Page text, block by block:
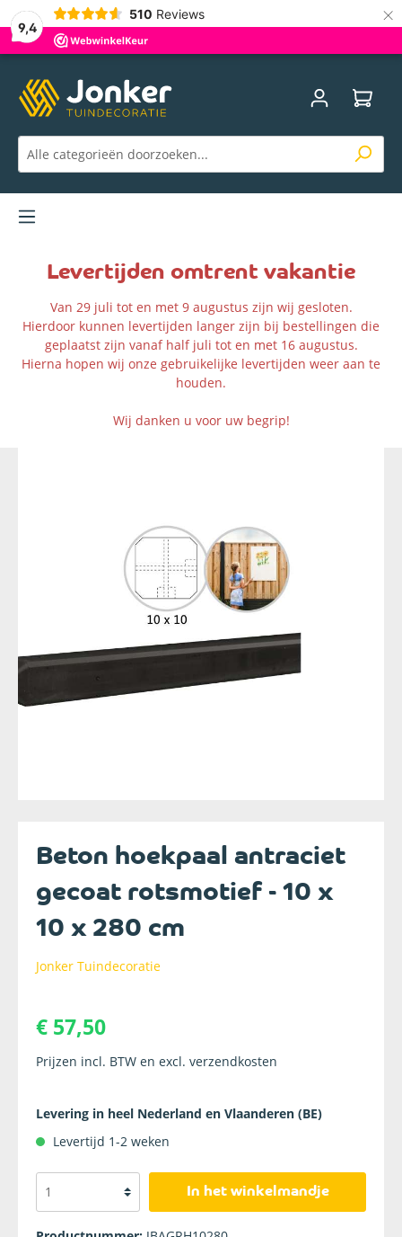
9,4
510 Reviews ×
Levertijden omtrent vakantie
Van 29 juli tot en met 9 augustus zijn wij gesloten.
Hierdoor kunnen levertijden langer zijn bij bestellingen die
geplaatst zijn vanaf half juli tot en met 16 augustus.
Hierna hopen wij onze gebruikelijke levertijden weer aan te
houden.
Wij danken u voor uw begrip!
Beton hoekpaal antraciet
gecoat rotsmotief - 10 x
10 x 280 cm
Jonker Tuindecoratie
€ 57,50
Prijzen incl. BTW en excl. verzendkosten
Levering in heel Nederland en Vlaanderen (BE)
Levertijd 1-2 weken
In het winkelmandje